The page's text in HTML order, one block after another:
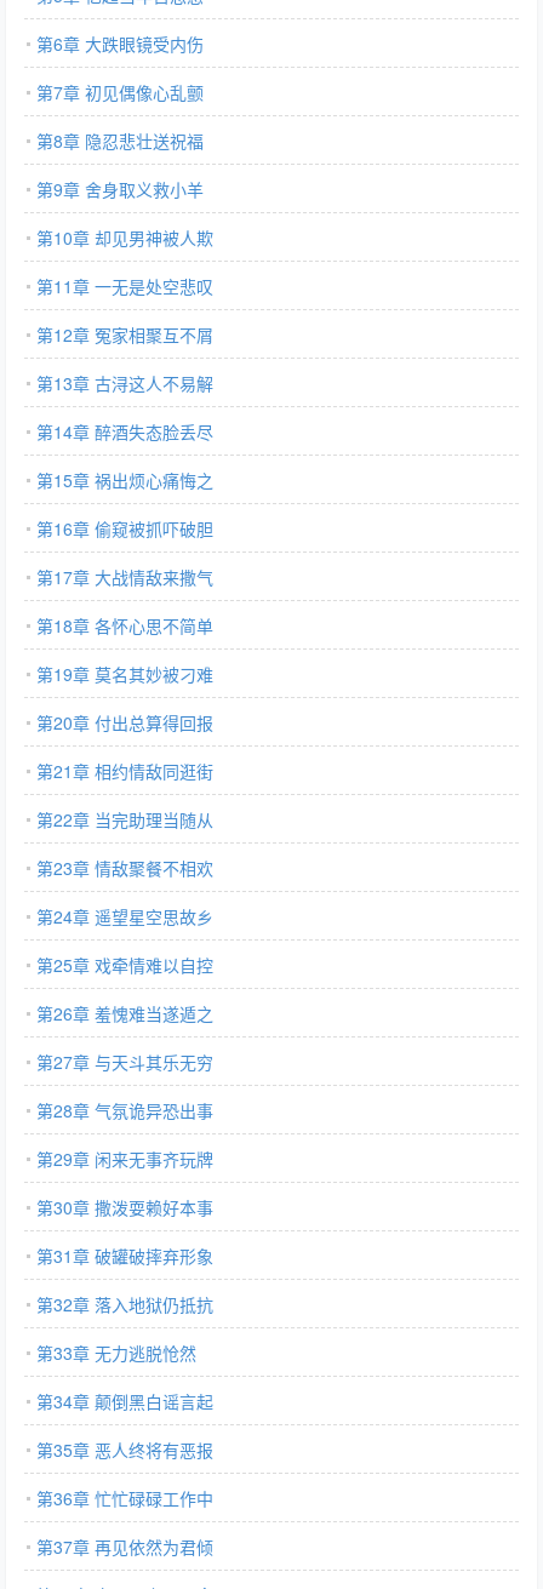
第6章 大跌眼镜受内伤
第7章 初见偶像心乱颤
第8章 隐忍悲壮送祝福
第9章 舍身取义救小羊
第10章 却见男神被人欺
第11章 一无是处空悲叹
第12章 冤家相聚互不屑
第13章 古浔这人不易解
第14章 醉酒失态脸丢尽
第15章 祸出烦心痛悔之
第16章 偷窥被抓吓破胆
第17章 大战情敌来撒气
第18章 各怀心思不简单
第19章 莫名其妙被刁难
第20章 付出总算得回报
第21章 相约情敌同逛街
第22章 当完助理当随从
第23章 情敌聚餐不相欢
第24章 遥望星空思故乡
第25章 戏牵情难以自控
第26章 羞愧难当遂遁之
第27章 与天斗其乐无穷
第28章 气氛诡异恐出事
第29章 闲来无事齐玩牌
第30章 撒泼耍赖好本事
第31章 破罐破摔弃形象
第32章 落入地狱仍抵抗
第33章 无力逃脱怆然
第34章 颠倒黑白谣言起
第35章 恶人终将有恶报
第36章 忙忙碌碌工作中
第37章 再见依然为君倾